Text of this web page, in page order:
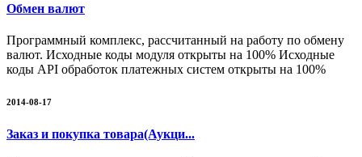
Обмен валют
Программный комплекс, рассчитанный на работу по обмену
валют. Исходные коды модуля открыты на 100% Исходные
коды API обработок платежных систем открыты на 100%
2014-08-17
Заказ и покупка товара(Аукци...